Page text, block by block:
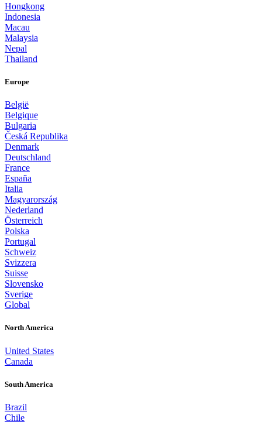
Hongkong
Indonesia
Macau
Malaysia
Nepal
Thailand
Europe
België
Belgique
Bulgaria
Česká Republika
Denmark
Deutschland
France
España
Italia
Magyarország
Nederland
Österreich
Polska
Portugal
Schweiz
Svizzera
Suisse
Slovensko
Sverige
Global
North America
United States
Canada
South America
Brazil
Chile